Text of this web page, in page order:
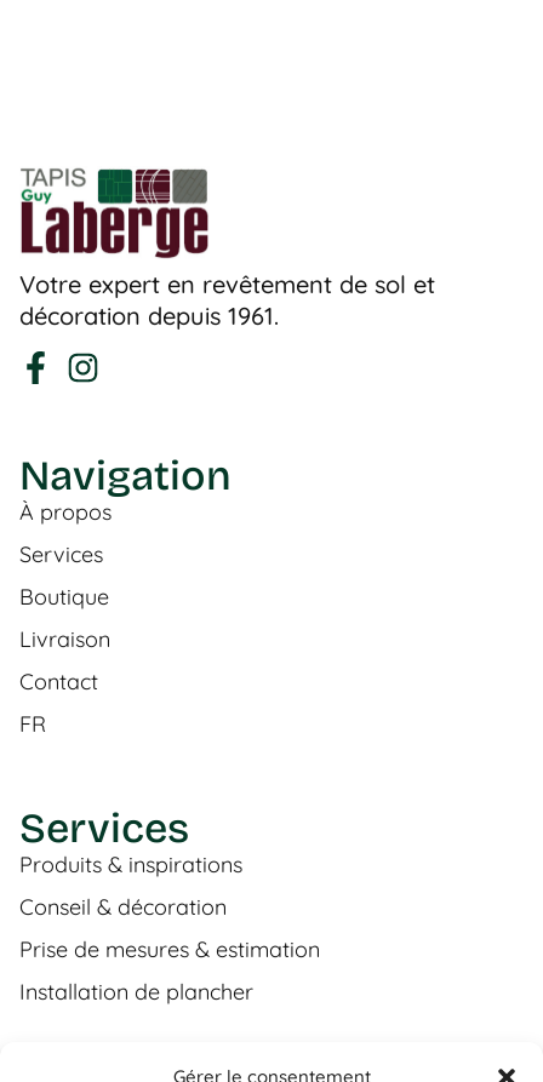
Gérer le consentement
Votre expert en revêtement de sol et
décoration depuis 1961.
Navigation
À propos
Services
Boutique
Livraison
Contact
FR
Services
Produits & inspirations
Conseil & décoration
Prise de mesures & estimation
Installation de plancher